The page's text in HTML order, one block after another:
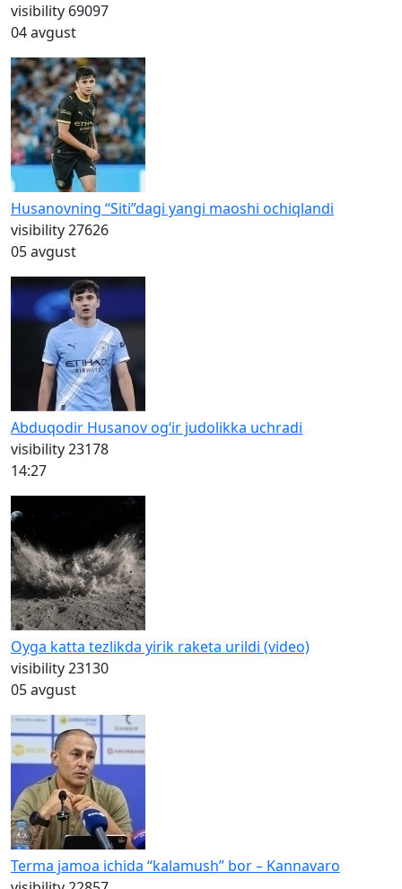
visibility 69097
04 avgust
Husanovning “Siti”dagi yangi maoshi ochiqlandi
visibility27626
05 avgust
Abduqodir Husanov og‘ir judolikka uchradi
visibility23178
14:27
Oyga katta tezlikda yirik raketa urildi (video)
visibility23130
05 avgust
Terma jamoa ichida “kalamush” bor – Kannavaro